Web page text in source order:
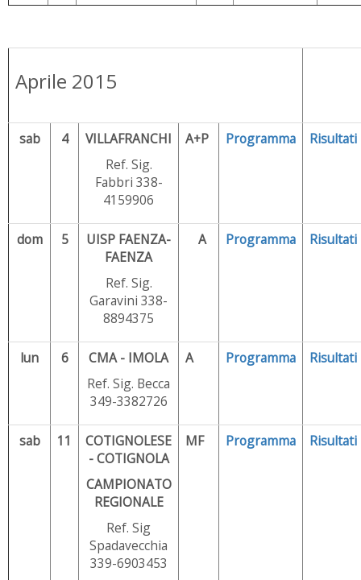
Aprile 2015
sab 4
VILLAFRANCHI
Ref. Sig.
Fabbri 338-
4159906
A+P Programma Risultati
dom 5
UISP FAENZA-
FAENZA
Ref. Sig.
Garavini 338-
8894375
A Programma Risultati
lun 6
CMA - IMOLA
Ref. Sig. Becca
349-3382726
A Programma Risultati
sab 11
COTIGNOLESE
- COTIGNOLA
CAMPIONATO
REGIONALE
Ref. Sig
Spadavecchia
339-6903453
MF Programma Risultati